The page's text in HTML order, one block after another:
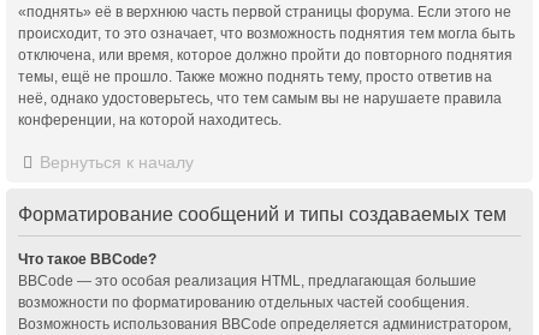
«поднять» её в верхнюю часть первой страницы форума. Если этого не
происходит, то это означает, что возможность поднятия тем могла быть
отключена, или время, которое должно пройти до повторного поднятия
темы, ещё не прошло. Также можно поднять тему, просто ответив на
неё, однако удостоверьтесь, что тем самым вы не нарушаете правила
конференции, на которой находитесь.
Вернуться к началу
Форматирование сообщений и типы создаваемых тем
Что такое BBCode?
BBCode — это особая реализация HTML, предлагающая большие
возможности по форматированию отдельных частей сообщения.
Возможность использования BBCode определяется администратором,